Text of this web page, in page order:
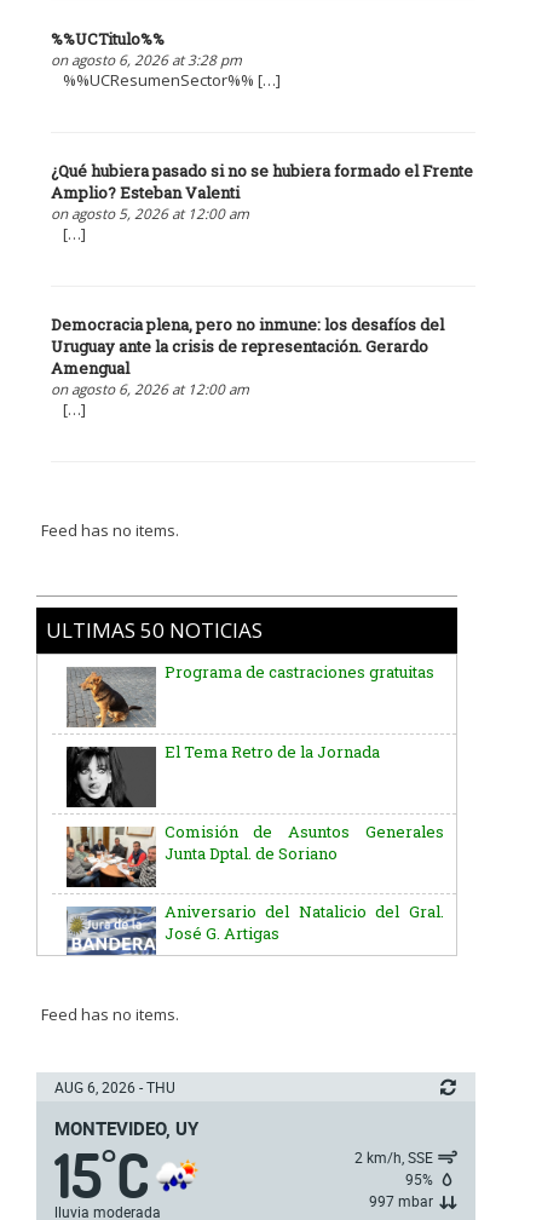
%%UCTitulo%%
on agosto 6, 2026 at 3:28 pm
%%UCResumenSector%% […]
¿Qué hubiera pasado si no se hubiera formado el Frente
Amplio? Esteban Valenti
on agosto 5, 2026 at 12:00 am
[…]
Democracia plena, pero no inmune: los desafíos del
Uruguay ante la crisis de representación. Gerardo
Amengual
on agosto 6, 2026 at 12:00 am
[…]
Feed has no items.
ULTIMAS 50 NOTICIAS
Programa de castraciones gratuitas
El Tema Retro de la Jornada
Comisión de Asuntos Generales
Aniversario del Natalicio del Gral.
José G. Artigas
Batallón “Asencio” de Infantería N° 5
5ª y 6ª fecha de los campeonatos
nacionales de AUVO
Delegación de la Embajada de Japón
Feed has no items.
AUG 6, 2026 - THU
MONTEVIDEO, UY
15°C
lluvia moderada
2 km/h, SSE
95%
997 mbar